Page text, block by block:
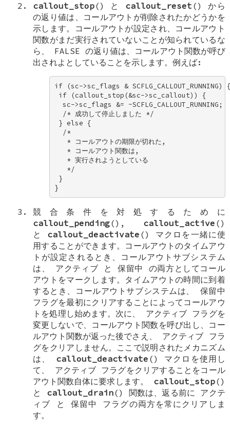
callout_stop() と callout_reset () から
の返り値は、コールアウトが削除されたかどうかを
示します。コールアウトが設定され、コールアウト
関数がまだ実行されていないことが知られているな
ら、 FALSE の返り値は、コールアウト関数が呼び
出されよとしていることを示します。例えば:
if (sc->sc_flags &
if (callout_stop(&sc->sc_callout)) {
  sc->sc_flags &= ~SCFLG_CALLOUT_RUNNING;
  /* 成功して停止しました */
} else {
  /*
   * コールアウトの期限が切れた,
   * コールアウト関数は,
   * 実行されようとしている
   */
}
}
競合条件を対処するために
callout_pending(), callout_active ()
と callout_deactivate () マクロを一緒に使
用することができます。コールアウトのタイムアウ
トが設定されるとき、コールアウトサブシステム
は、 アクティブ と保留中
の両方としてコール
アウトをマークします。タイムアウトの時間に到着
するとき、コールアウトサブシステムは、 保留中
フラグを最初にクリアすることによってコールアウ
トを処理し始めます。次に、 アクティブ フラグを
変更しないで、コールアウト関数を呼び出し、コー
ルアウト関数が返った後でさえ、 アクティブ フラ
グをクリアしません。ここで説明されたメカニズム
は、 callout_deactivate () マクロを使用し
て、 アクティブ フラグをクリアすることをコール
アウト関数自体に要求します。 callout_stop()
と callout_drain() 関数は、返る前に アクテ
ィブ と 保留中
フラグの両方を常にクリアしま
す。